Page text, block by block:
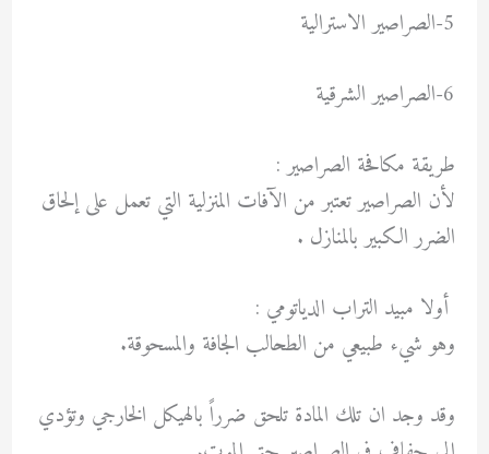
5-الصراصير الاسترالية
6-الصراصير الشرقية
طريقة مكافحة الصراصير :
لأن الصراصير تعتبر من الآفات المنزلية التي تعمل على إلحاق
الضرر الكبير بالمنازل .
أولا مبيد التراب الدياتومي :
وهو شيء طبيعي من الطحالب الجافة والمسحوقة.
وقد وجد ان تلك المادة تلحق ضرراً بالهيكل الخارجي وتؤدي